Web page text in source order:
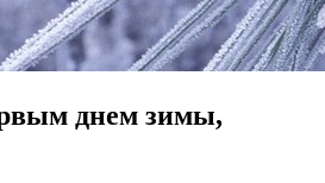
днем зимы,